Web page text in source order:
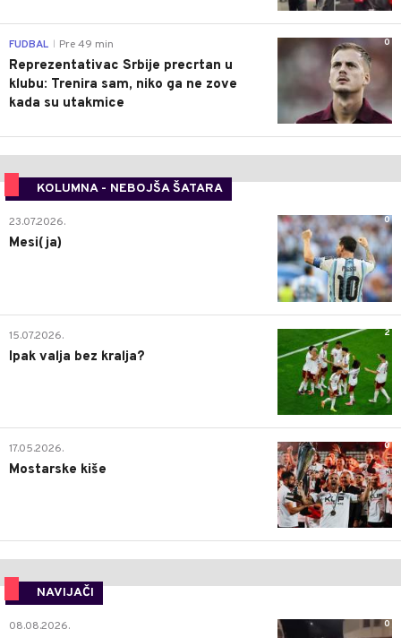
0
FUDBAL Pre 49 min
Reprezentativac Srbije precrtan u
klubu: Trenira sam, niko ga ne zove
kada su utakmice
KOLUMNA - NEBOJŠA ŠATARA
0
23.07.2026.
Mesi(ja)
2
15.07.2026.
Ipak valja bez kralja?
0
17.05.2026.
Mostarske kiše
NAVIJAČI
0
08.08.2026.